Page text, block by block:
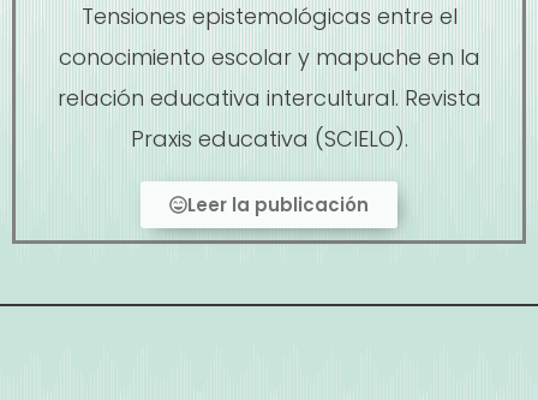
Tensiones epistemológicas entre el
conocimiento escolar y mapuche en la
relación educativa intercultural. Revista
Praxis educativa (SCIELO).
Leer la publicación